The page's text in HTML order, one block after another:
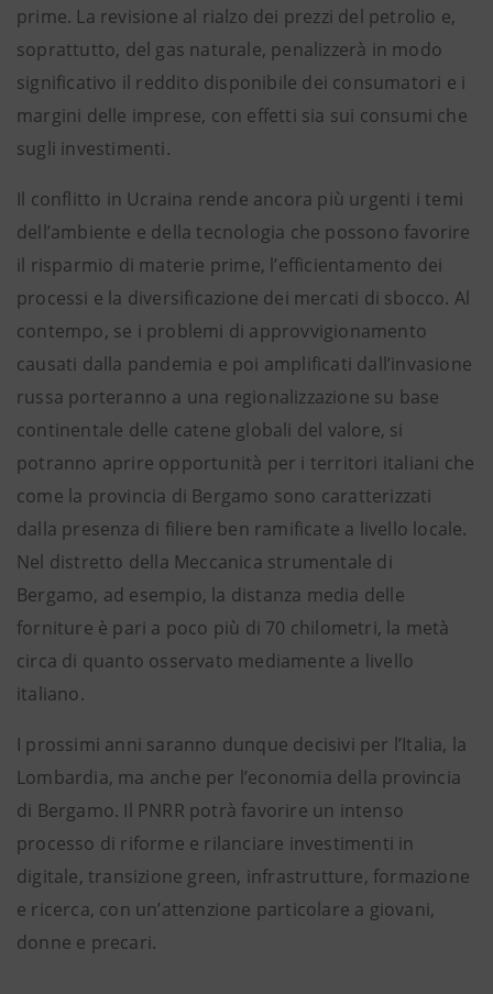
prime. La revisione al rialzo dei prezzi del petrolio e,
soprattutto, del gas naturale, penalizzerà in modo
significativo il reddito disponibile dei consumatori e i
margini delle imprese, con effetti sia sui consumi che
sugli investimenti.
Il conflitto in Ucraina rende ancora più urgenti i temi
dell’ambiente e della tecnologia che possono favorire
il risparmio di materie prime, l’efficientamento dei
processi e la diversificazione dei mercati di sbocco. Al
contempo, se i problemi di approvvigionamento
causati dalla pandemia e poi amplificati dall’invasione
russa porteranno a una regionalizzazione su base
continentale delle catene globali del valore, si
potranno aprire opportunità per i territori italiani che
come la provincia di Bergamo sono caratterizzati
dalla presenza di filiere ben ramificate a livello locale.
Nel distretto della Meccanica strumentale di
Bergamo, ad esempio, la distanza media delle
forniture è pari a poco più di 70 chilometri, la metà
circa di quanto osservato mediamente a livello
italiano.
I prossimi anni saranno dunque decisivi per l’Italia, la
Lombardia, ma anche per l’economia della provincia
di Bergamo. Il PNRR potrà favorire un intenso
processo di riforme e rilanciare investimenti in
digitale, transizione green, infrastrutture, formazione
e ricerca, con un’attenzione particolare a giovani,
donne e precari.